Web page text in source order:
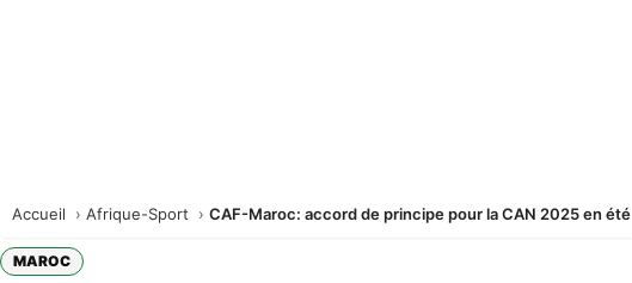
Accueil Afrique-Sport CAF-Maroc: accord de principe pour la CAN 2025 en été
MAROC